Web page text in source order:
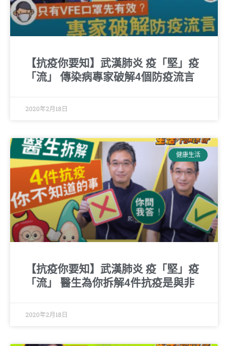
【抗疫你要知】武漢肺炎 疫「堅」疫
「流」 傳染病專家破解4個防疫流言
2020年2月18日
健康生活
【抗疫你要知】武漢肺炎 疫「堅」疫
「流」 醫生為你拆解4件抗疫是與非
2020年2月18日